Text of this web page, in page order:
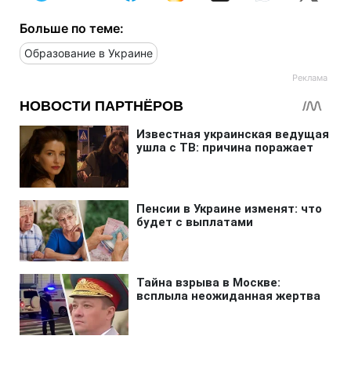
Больше по теме:
Образование в Украине